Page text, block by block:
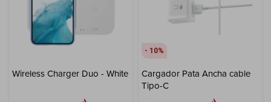
Wireless Charger Duo - White
10
Cargador Pata Ancha cable
Tipo-C